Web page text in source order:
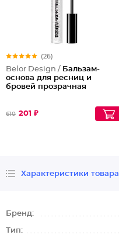
(26)
Belor Design / Бальзам-
основа для ресниц и
бровей прозрачная
610 201 ₽
Характеристики товара
Бренд:
Тип: